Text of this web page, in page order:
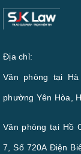
Địa chỉ:
Văn phòng tại
phường Yên Hòa,
Văn phòng tại Hồ
7, Số 720A Điện